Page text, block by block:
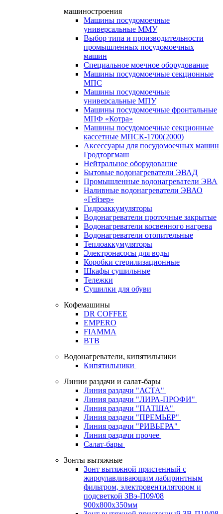
машиностроения
Машины посудомоечные
универсальные ММУ
Выбор типа и производительности
промышленных посудомоечных
машин
Специальное моечное оборудование
Машины посудомоечные секционные
МПС
Машины посудомоечные
универсальные МПУ
Машины посудомоечные фронтальные
МПФ «Котра»
Машины посудомоечные секционные
кассетные МПСК-1700(2000)
Аксессуары для посудомоечных машин
Гродторгмаш
Нейтральное оборудование
Бытовые водонагреватели ЭВАД
Промышленные водонагреватели ЭВА
Наливные водонагреватели ЭВАО
«Гейзер»
Гидроаккумуляторы
Водонагреватели проточные закрытые
Водонагреватели косвенного нагрева
Водонагреватели отопительные
Теплоаккумуляторы
Электронасосы для воды
Коробки стерилизационные
Шкафы сушильные
Тележки
Сушилки для обуви
Кофемашины
DR COFFEE
EMPERO
FIAMMA
BTB
Водонагреватели, кипятильники
Кипятильники
Линии раздачи и салат-бары
Линия раздачи "АСТА"
Линия раздачи "ЛИРА-ПРОФИ"
Линия раздачи "ПАТША"
Линия раздачи "ПРЕМЬЕР"
Линия раздачи "РИВЬЕРА"
Линия раздачи прочее
Салат-бары
Зонты вытяжные
Зонт вытяжной пристенный с
жироулавливающим лабиринтным
фильтром, электровентилятором и
подсветкой ЗВэ-П09/08
900х800х350мм